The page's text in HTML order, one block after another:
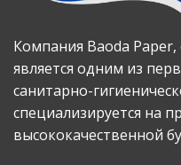
Компания Baoda Paper,
является одним из
санитарно-
специализируется на
высококачественной